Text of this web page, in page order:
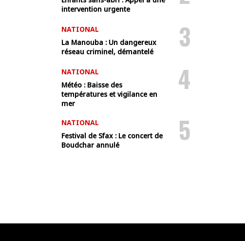
intervention urgente
NATIONAL
La Manouba : Un dangereux
réseau criminel, démantelé
3
NATIONAL
Météo : Baisse des
températures et vigilance en
mer
4
NATIONAL
Festival de Sfax : Le concert de
Boudchar annulé
5